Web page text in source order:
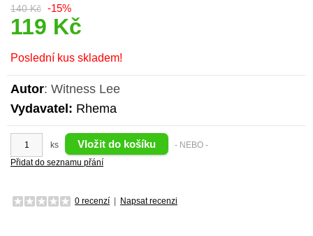
140 Kč -15%
119 Kč
Poslední kus skladem!
Autor: Witness Lee
Vydavatel: Rhema
ks
- NEBO -
Přidat do seznamu přání
0 recenzí | Napsat recenzi